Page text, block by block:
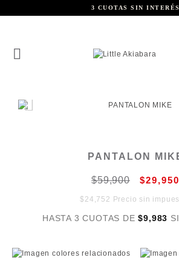
3 CUOTAS SIN INTERÉS
PANTALON
$59,900 $29,950
$24,752 Precio sin
HASTA 3 CUOTAS DE$9,983